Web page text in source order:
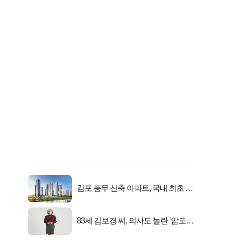
김포 풍무 신축 아파트, 국내 최초 반
83세 김보경 씨, 의사도 놀란 ‘압도적